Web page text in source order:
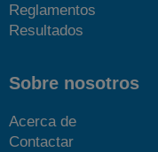
Reglamentos
Resultados
Sobre nosotros
Acerca de
Contactar